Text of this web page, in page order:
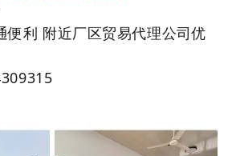
便利 附近厂区贸易代理公司优